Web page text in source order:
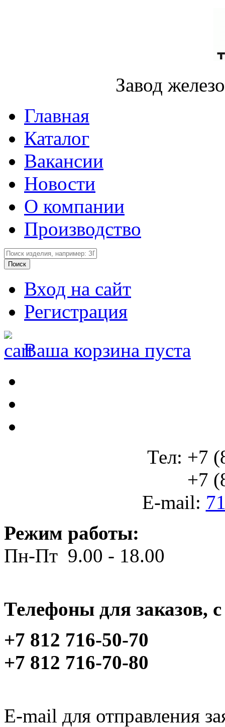
Завод
Главная
Каталог
Вакансии
Новости
О компании
Производство
Вход на сайт
Регистрация
Ваша корзина пуста
Тел: +7
+7
E-mail:
Режим работы:
Пн-Пт 9.00 - 18.00
Телефоны для заказов,
+7 812 716-50-70
+7 812 716-70-80
E-mail для отправления